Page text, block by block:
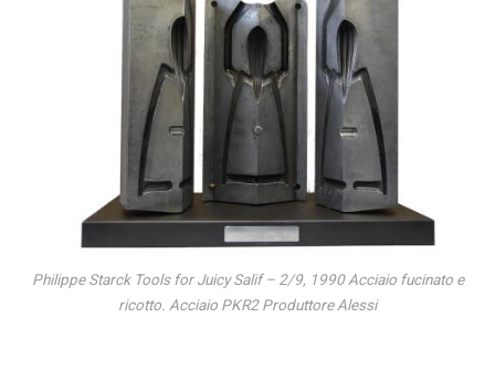
Philippe Starck Tools for Juicy Salif – 2/9, 1990 Acciaio fucinato e
ricotto. Acciaio PKR2 Produttore Alessi